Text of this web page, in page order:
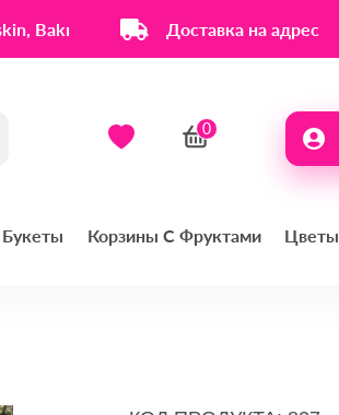
Bakı Доставка на адрес
Корзины С Фруктами Цветы